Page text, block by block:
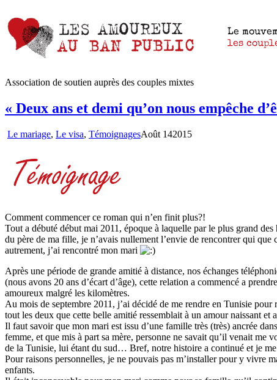
Association de soutien auprès des couples mixtes
« Deux ans et demi qu’on nous empêche
Le mariage, Le visa, TémoignagesAoût 142015
Comment commencer ce roman qui n’en finit plus?!
Tout a débuté début mai 2011, époque à laquelle par le plus grand
du père de ma fille, je n’avais nullement l’envie de rencontrer qui que
autrement, j’ai rencontré mon mari
Après une période de grande amitié à distance, nos échanges
(nous avons 20 ans d’écart d’âge), cette relation a commencé a
amoureux malgré les kilomètres.
Au mois de septembre 2011, j’ai décidé de me rendre en Tunisie
tout les deux que cette belle amitié ressemblait à un amour naissant et
Il faut savoir que mon mari est issu d’une famille très (très) ancrée
femme, et que mis à part sa mère, personne ne savait qu’il venait me
de la Tunisie, lui étant du sud… Bref, notre histoire a continué et je
Pour raisons personnelles, je ne pouvais pas m’installer pour y vivre
enfants.